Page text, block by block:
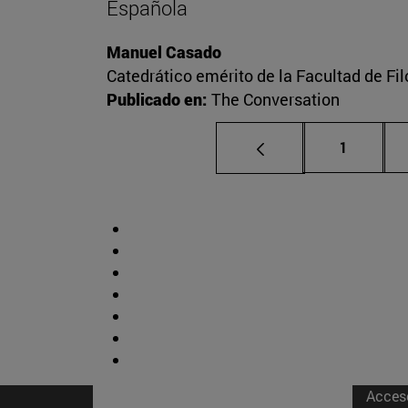
Española
Manuel Casado
Catedrático emérito de la Facultad de
Publicado en: The Conversation
Página
1